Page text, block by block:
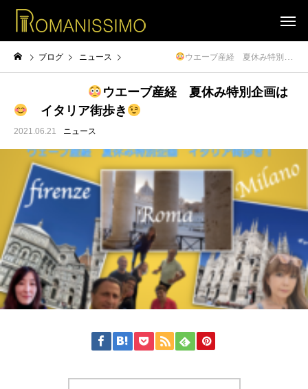
ブログ ニュース ウエーブ産経 夏休み特別企画は
ウエーブ産経 夏休み特別企画は
イタリア街歩き
2021.06.21 ニュース